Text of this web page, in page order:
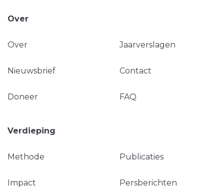
Over
Over Jaarverslagen
Nieuwsbrief Contact
Doneer FAQ
Verdieping
Methode Publicaties
Impact Persberichten